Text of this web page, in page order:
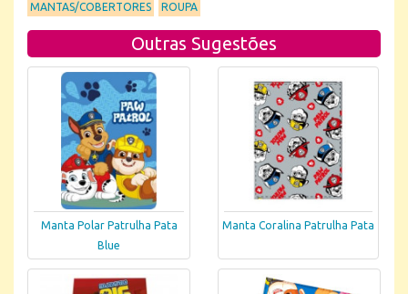
MANTAS/COBERTORES ROUPA
Outras Sugestões
Manta Polar Patrulha Pata
Blue
Manta Coralina Patrulha Pata